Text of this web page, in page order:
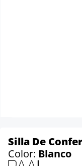
Silla De
Color: Blanco